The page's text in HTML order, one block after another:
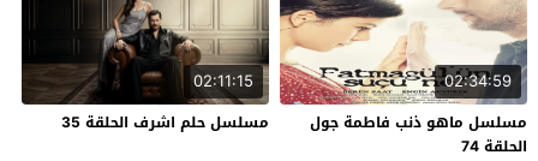
02:34:59
مسلسل ماهو ذنب فاطمة جول
الحلقة 74
02:11:15
مسلسل حلم اشرف الحلقة 35